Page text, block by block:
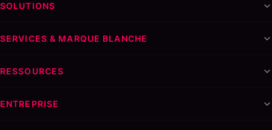
SOLUTIONS
SERVICES & MARQUE BLANCHE
RESSOURCES
ENTREPRISE